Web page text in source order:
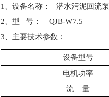
1、设备名称： 潜水污泥回流泵
2、型 号： QJB-W7.5
3、主要技术参数：
设备型号
电机功率
流
量